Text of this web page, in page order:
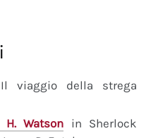
della strega
Watson in Sherlock